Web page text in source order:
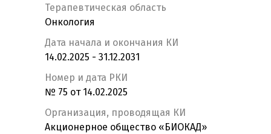
Терапевтическая область
Онкология
Дата начала и окончания КИ
14.02.2025 - 31.12.2031
Номер и дата РКИ
№ 75 от 14.02.2025
Организация, проводящая КИ
Акционерное общество «БИОКАД»